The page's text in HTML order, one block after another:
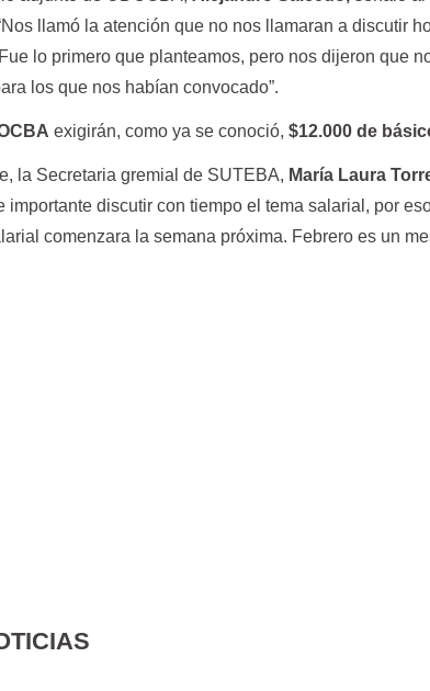
llamó la atención que no nos llamaran a discutir
lo primero que planteamos, pero nos dijeron que
los que nos habían convocado”.
exigirán, como ya se conoció,$12.000 de
la Secretaria gremial de SUTEBA, María Laura
importante discutir con tiempo el tema salarial, por
comenzara la semana próxima. Febrero es un